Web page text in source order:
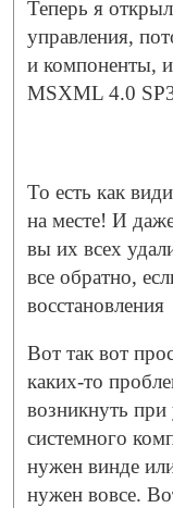
Теперь я
управления,
и компоненты, и
MSXML 4.0
То есть как
на месте! И
вы их всех
все обратно,
восстановления
Вот так вот
каких-то
возникнуть при
системного
нужен винде
нужен вовсе.